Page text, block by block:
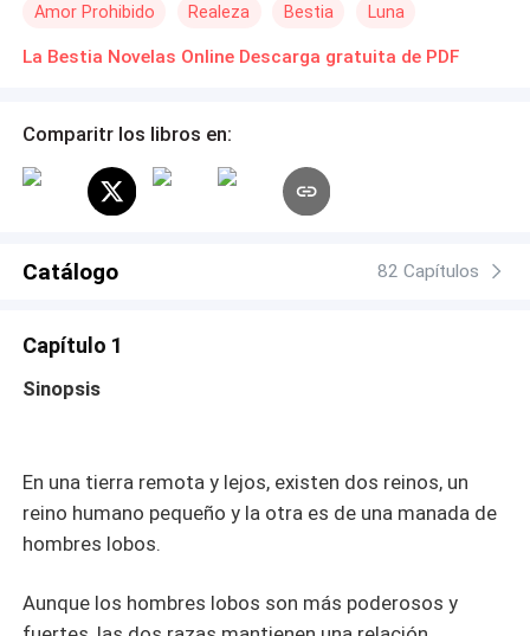
Amor Prohibido Realeza Bestia Luna
La Bestia Novelas Online Descarga gratuita de PDF
Comparitr los libros en:
Catálogo 82 Capítulos
Capítulo 1
Sinopsis
En una tierra remota y lejos, existen dos reinos, un
reino humano pequeño y la otra es de una manada de
hombres lobos.
Aunque los hombres lobos son más poderosos y